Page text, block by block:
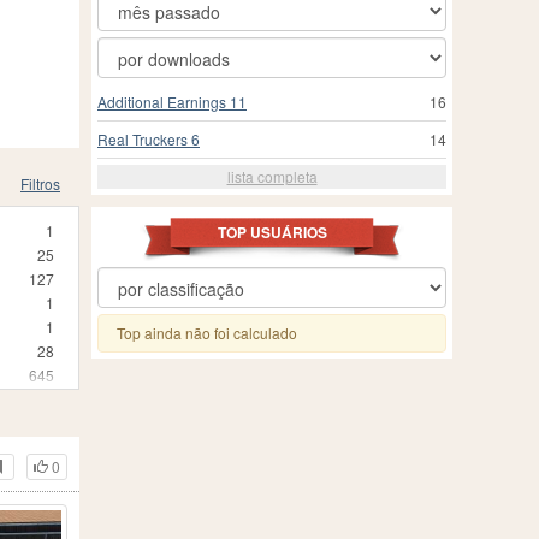
Filtros
1
25
127
1
1
28
645
1
5
1
0
16
Additional Earnings 11
14
Real Truckers 6
lista completa
TOP USUÁRIOS
Top ainda não foi calculado